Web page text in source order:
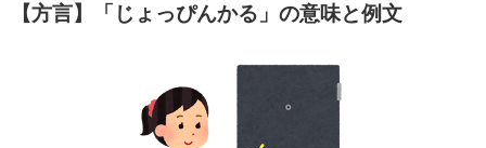
【方言】「じょっぴんかる」の意味と例文